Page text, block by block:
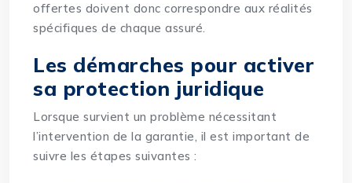
offertes doivent donc correspondre aux réalités
spécifiques de chaque assuré.
Les démarches pour activer
sa protection juridique
Lorsque survient un problème nécessitant
l’intervention de la garantie, il est important de
suivre les étapes suivantes :